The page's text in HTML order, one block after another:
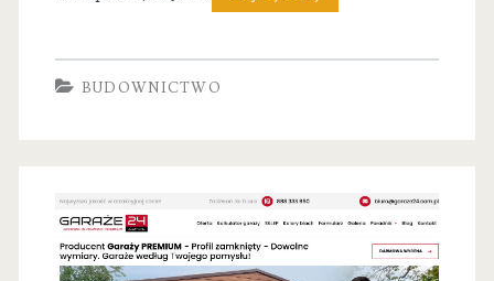
Ciepła,
Klimatyzacja
BUDOWNICTWO